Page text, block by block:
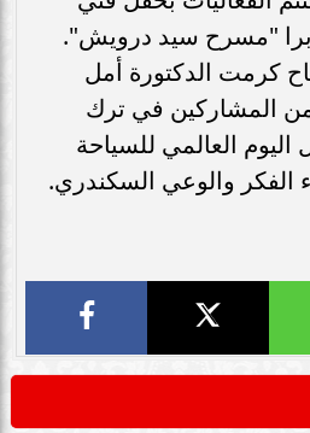
"مسرح سيد درويش".
كرمت الدكتورة أمل
المشاركين في ترك
العالمي للسياحة
الفكر والوعي السكندري.